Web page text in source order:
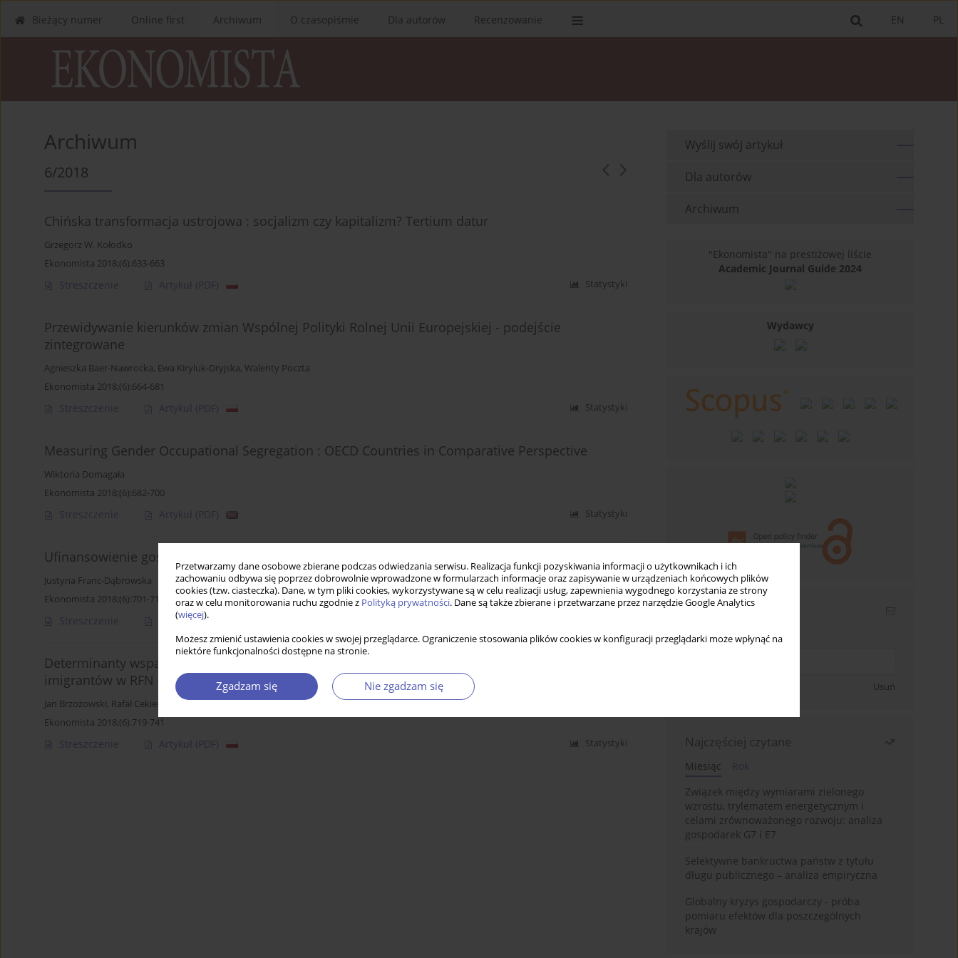
Przetwarzamy dane osobowe zbierane podczas odwiedzania serwisu. Realizacja funkcji pozyskiwania informacji o użytkownikach i ich
zachowaniu odbywa się poprzez dobrowolnie wprowadzone w formularzach informacje oraz zapisywanie w urządzeniach końcowych plików
cookies (tzw. ciasteczka). Dane, w tym pliki cookies, wykorzystywane są w celu realizacji usług, zapewnienia wygodnego korzystania ze strony
oraz w celu monitorowania ruchu zgodnie z Polityką prywatności. Dane są także zbierane i przetwarzane przez narzędzie Google Analytics
(więcej).
Możesz zmienić ustawienia cookies w swojej przeglądarce. Ograniczenie stosowania plików cookies w konfiguracji przeglądarki może wpłynąć na
niektóre funkcjonalności dostępne na stronie.
Zgadzam się Nie zgadzam się
PL
EN
Bieżący numer Online first Archiwum O czasopiśmie Dla autorów Recenzowanie
Archiwum
6/2018
Chińska transformacja ustrojowa : socjalizm czy kapitalizm? Tertium datur
Grzegorz W. Kołodko
Ekonomista 2018;(6):633-663
Streszczenie Artykuł (PDF) Statystyki
Przewidywanie kierunków zmian Wspólnej Polityki Rolnej Unii Europejskiej - podejście
zintegrowane
Agnieszka Baer-Nawrocka, Ewa Kiryluk-Dryjska, Walenty Poczta
Ekonomista 2018;(6):664-681
Streszczenie Artykuł (PDF) Statystyki
Measuring Gender Occupational Segregation : OECD Countries in Comparative Perspective
Wiktoria Domagała
Ekonomista 2018;(6):682-700
Streszczenie Artykuł (PDF) Statystyki
Ufinansowienie gospodarki i finansowy wzrost wartości
Justyna Franc-Dąbrowska
Ekonomista 2018;(6):701-718
Streszczenie Artykuł(PDF)
Determinanty wsparcia finansowego starych rodziców pozostałych w kraju na przykładzie
imigrantów w RFN
Jan Brzozowski, Rafał Cekiera
Ekonomista 2018;(6):719-741
Streszczenie Artykuł (PDF) Statystyki
Wyślij swój artykuł
Dla autorów
Archiwum
"Ekonomista" na prestiżowej liście
Academic Journal Guide 2024
Wydawcy
Newsletter
Wpisz swój adres email
Usuń
Najczęściej czytane
Miesiąc
Związek między wymiarami zielonego
wzrostu, trylematem energetycznym i
celami zrównoważonego rozwoju: analiza
gospodarek G7 i E7
Selektywne bankructwa państw z tytułu
długu publicznego – analiza empiryczna
Globalny kryzys gospodarczy - próba
pomiaru efektów dla poszczególnych
krajów